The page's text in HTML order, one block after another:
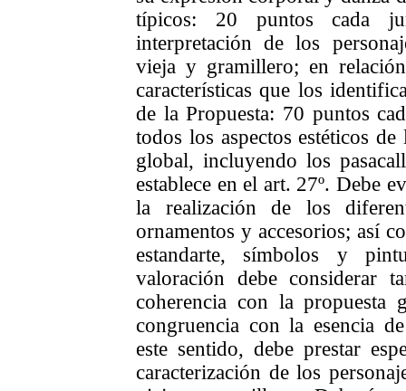
típicos: 20 puntos cada
interpretación de los
vieja y gramillero; en
características que los
de la Propuesta: 70 puntos
todos los aspectos estéticos
global, incluyendo los
establece en el art. 27º. Debe
la realización de los
ornamentos y accesorios; así
estandarte, símbolos y
valoración debe considerar
coherencia con la propuesta
congruencia con la esencia
este sentido, debe prestar
caracterización de los